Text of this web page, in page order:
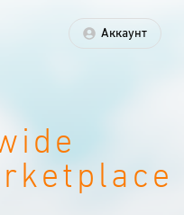
Аккаунт